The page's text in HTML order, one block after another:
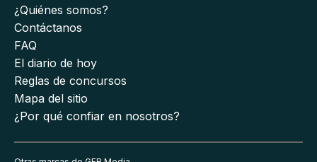
¿Quiénes somos?
Contáctanos
FAQ
El diario de hoy
Reglas de concursos
Mapa del sitio
¿Por qué confiar en nosotros?